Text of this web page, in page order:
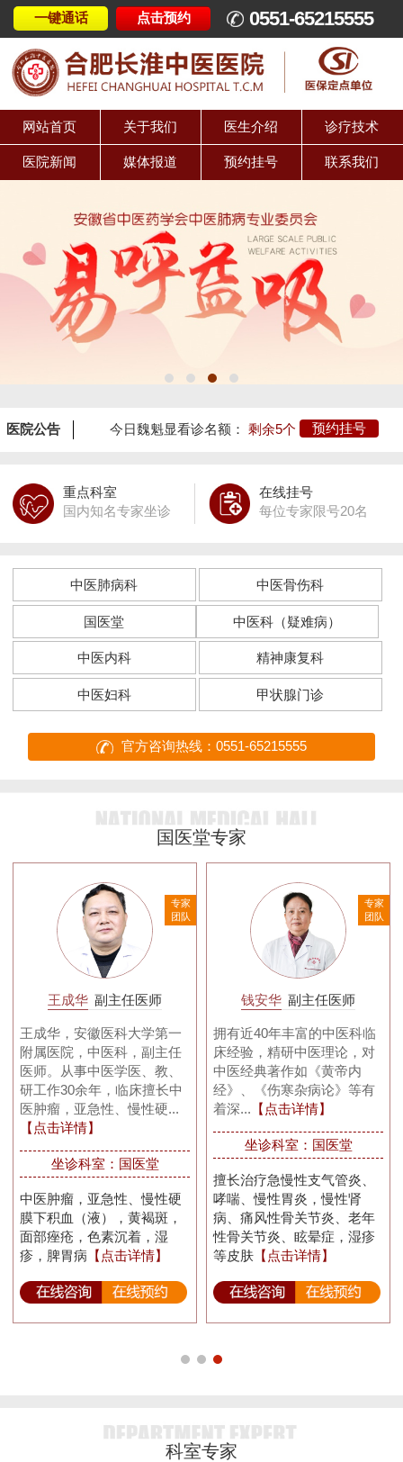
一键通话 点击预约 0551-65215555
网站首页 关于我们 医生介绍 诊疗技术
医院新闻 媒体报道 预约挂号 联系我们
医院公告 今日魏魁显看诊名额： 剩余5个 预约挂号
重点科室
国内知名专家坐诊
在线挂号
每位专家限号20名
中医肺病科 中医骨伤科
国医堂 中医科（疑难病）
中医内科 精神康复科
中医妇科 甲状腺门诊
官方咨询热线：0551-65215555
国医堂专家
王成华 副主任医师
王成华，安徽医科大学第一
附属医院，中医科，副主任
医师。从事中医学医、教、
研工作30余年，临床擅长中
医肿瘤，亚急性、慢性硬...
【点击详情】
坐诊科室：国医堂
中医肿瘤，亚急性、慢性硬
膜下积血（液），黄褐斑，
面部痤疮，色素沉着，湿
疹，脾胃病 【点击详情】
专家
团队
钱安华 副主任医师
拥有近40年丰富的中医科临
床经验，精研中医理论，对
中医经典著作如《黄帝内
经》、《伤寒杂病论》等有
着深... 【点击详情】
坐诊科室：国医堂
擅长治疗急慢性支气管炎、
哮喘、慢性胃炎，慢性肾
病、痛风性骨关节炎、老年
性骨关节炎、眩晕症，湿疹
等皮肤 【点击详情】
专家
团队
科室专家